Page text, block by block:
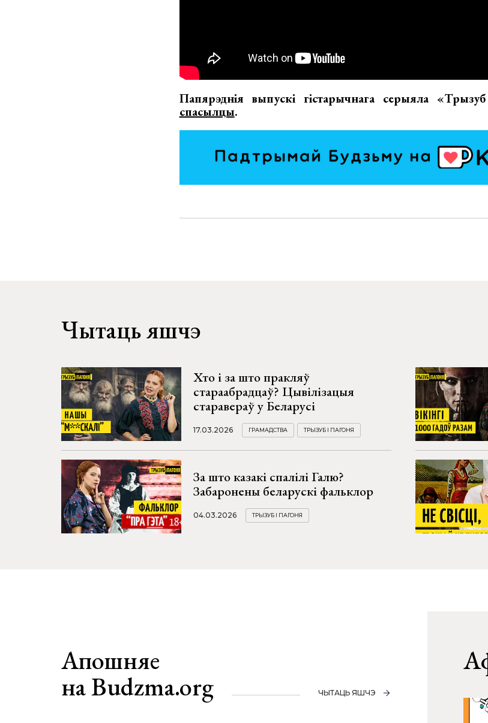
Папярэднія выпускі гістарычнага серыяла
спасылцы.
Чытаць яшчэ
Хто і за што пракляў
стараабрадцаў? Цывілізацыя
старавераў у Беларусі
17.03.2026 ГРАМАДСТВА ТРЫЗУБ І ПАГОНЯ
За што казакі спалілі Галю?
Забаронены беларускі фальклор
04.03.2026 ТРЫЗУБ І ПАГОНЯ
Апошняе
на Budzma.org
ЧЫТАЦЬ ЯШЧЭ